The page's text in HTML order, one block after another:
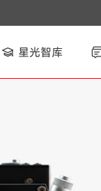
星光智库